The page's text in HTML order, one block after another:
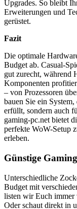
Upgrades. So bleibt
Erweiterungen und
gerüstet.
Fazit
Die optimale
Budget ab. Casual-
gut zurecht, während
Komponenten
– von Prozessoren
bauen Sie ein
erfüllt, sondern auch
gaming-pc.net bietet
perfekte WoW-Setup
erleben.
Günstige
Unterschiedliche
Budget mit
listen wir Euch immer
Oder schaut direkt in